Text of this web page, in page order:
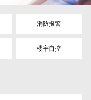
消防报警
楼宇自控